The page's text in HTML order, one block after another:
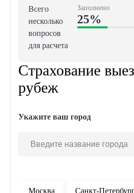
Всего
несколько
вопросов
для расчета
Заполнено
25%
Страхование
рубеж
Укажите ваш город
Москва Санкт-